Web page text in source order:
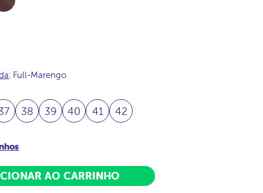
: Full-Marengo
38 39 40 41 42
AO CARRINHO